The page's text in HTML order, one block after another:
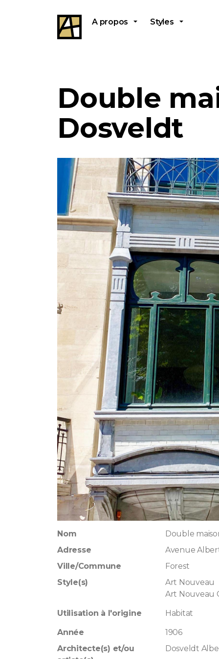
A propos Styles
Double
Dosveldt
Nom
Double
Adresse
Avenue
Ville/Commune
Forest
Style(s)
Art Nouveau
Art Nouveau
Utilisation à l'origine Habitat
Année
1906
Architecte(s) et/ou
Dosveldt